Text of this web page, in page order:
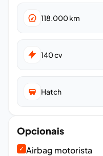
118.000km
140cv
Hatch
Opcionais
✓ Airbag motorista